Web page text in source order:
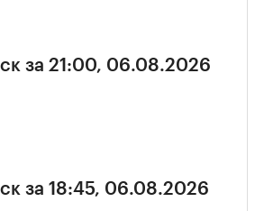
за 21:00, 06.08.2026
за 18:45, 06.08.2026